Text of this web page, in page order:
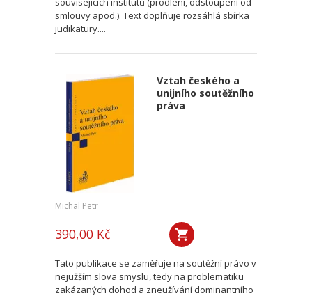
smlouvy apod.). Text doplňuje rozsáhlá sbírka
judikatury....
Vztah českého a
unijního soutěžního
práva
Michal Petr
390,00 Kč
Tato publikace se zaměřuje na soutěžní právo v
nejužším slova smyslu, tedy na problematiku
zakázaných dohod a zneužívání dominantního